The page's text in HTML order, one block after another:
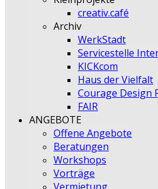
creativ.café
Archiv
WerkStadt
Servicestelle
KICKcom
Haus der Vielfalt
Courage Design
FAIR
ANGEBOTE
Offene Angebote
Beratungen
Workshops
Vorträge